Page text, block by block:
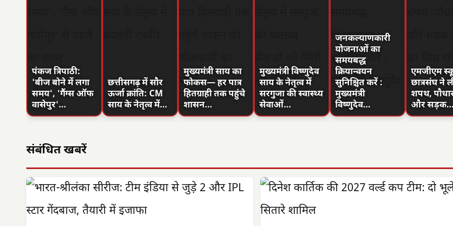
पंकज त्रिपाठी:
'बीज बोने में लगा
समय', 'गैंग्स ऑफ
वासेपुर'…
छत्तीसगढ़ में सौर
ऊर्जा क्रांति: CM
साय के नेतृत्व में…
मुख्यमंत्री साय का
फोकस— हर पात्र
हितग्राही तक पहुंचे
शासन…
मुख्यमंत्री विष्णुदेव
साय के नेतृत्व में
सरगुजा की स्वास्थ्य
सेवाओं…
जनकल्याणकारी
योजनाओं का
समयबद्ध
क्रियान्वयन
सुनिश्चित करें :
मुख्यमंत्री
विष्णुदेव…
एमजीएम
छात्रसंघ ने
शपथ,
और सड़क…
संबंधित खबरें